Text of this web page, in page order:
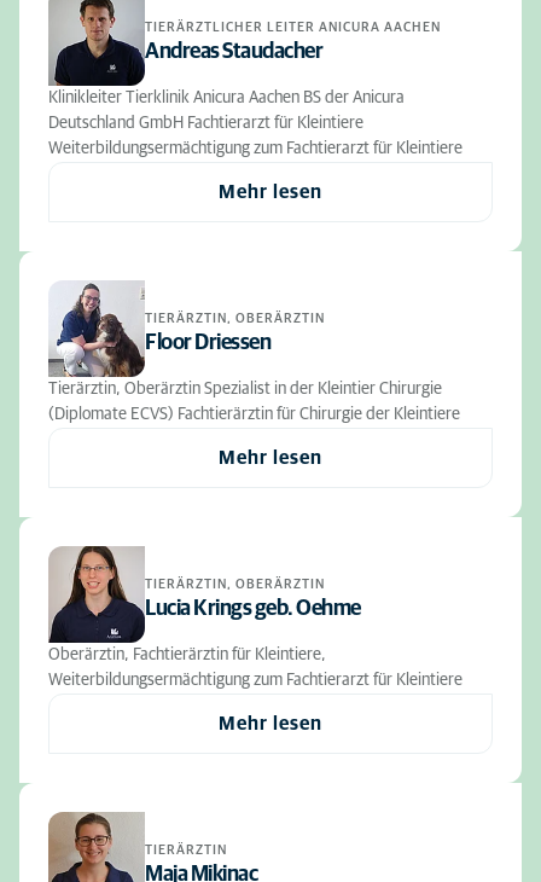
TIERÄRZTLICHER LEITER ANICURA AACHEN
Andreas Staudacher
Klinikleiter Tierklinik Anicura Aachen BS der Anicura
Deutschland GmbH Fachtierarzt für Kleintiere
Weiterbildungsermächtigung zum Fachtierarzt für Kleintiere
Mehr lesen
TIERÄRZTIN, OBERÄRZTIN
Floor Driessen
Tierärztin, Oberärztin Spezialist in der Kleintier Chirurgie
(Diplomate ECVS) Fachtierärztin für Chirurgie der Kleintiere
Mehr lesen
TIERÄRZTIN, OBERÄRZTIN
Lucia Krings geb. Oehme
Oberärztin, Fachtierärztin für Kleintiere,
Weiterbildungsermächtigung zum Fachtierarzt für Kleintiere
Mehr lesen
TIERÄRZTIN
Maja Mikinac